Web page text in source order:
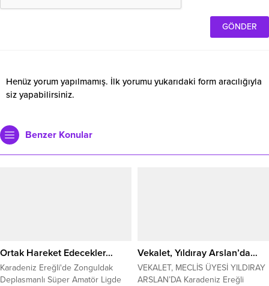
Henüz yorum yapılmamış. İlk yorumu yukarıdaki form aracılığıyla
siz yapabilirsiniz.
Benzer Konular
Ortak Hareket Edecekler…
Karadeniz Ereğli'de Zonguldak
Deplasmanlı Süper Amatör Ligde
Vekalet, Yıldıray Arslan’da…
VEKALET, MECLİS ÜYESİ YILDIRAY
ARSLAN’DA Karadeniz Ereğli